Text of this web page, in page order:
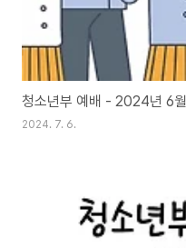
청소년부 예배 - 2024년 6월
2024. 7. 6.